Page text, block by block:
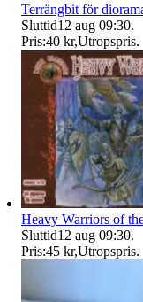
Terrängbit för
Sluttid12 aug 09:30.
Pris:40 kr,Utropspris.
Heavy Warriors of
Sluttid12 aug 09:30.
Pris:45 kr,Utropspris.